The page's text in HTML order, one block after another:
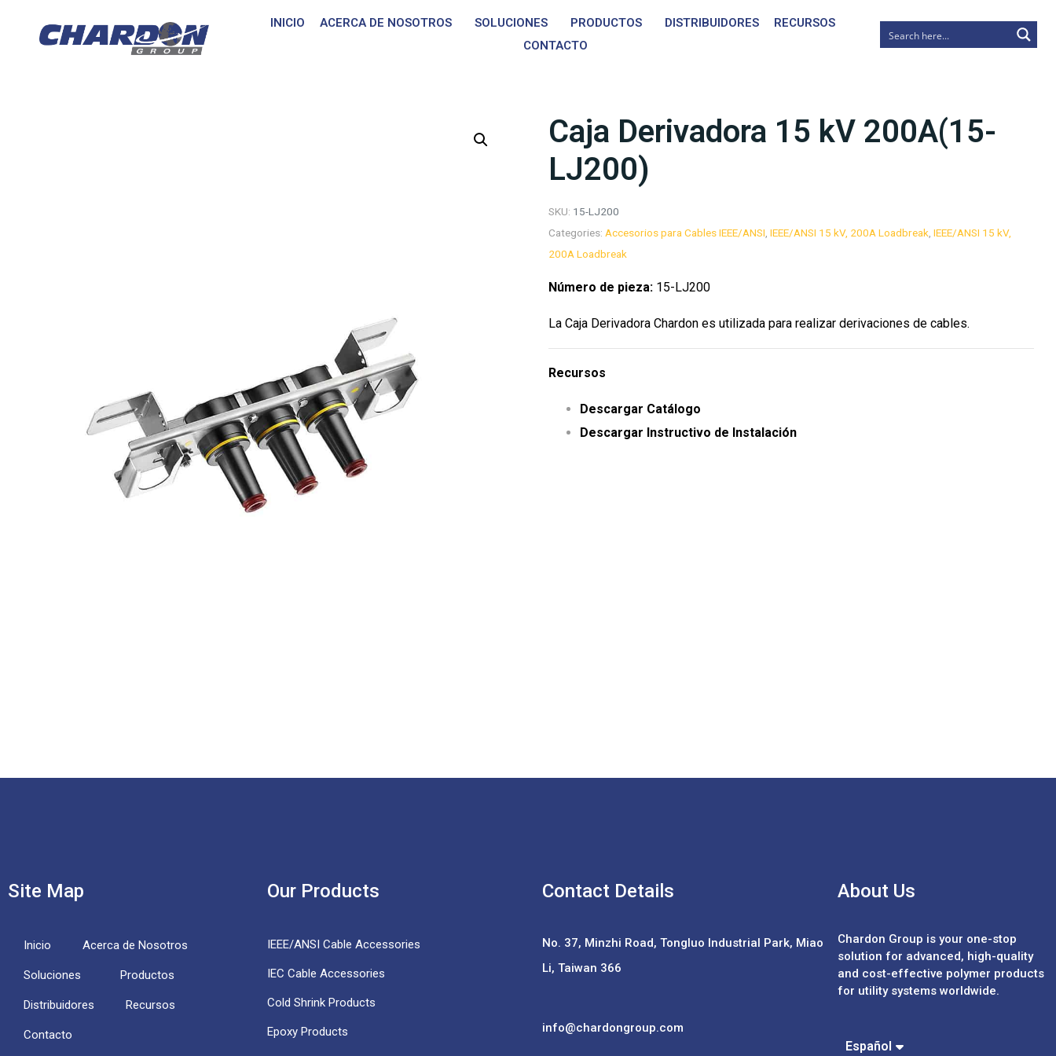
INICIO ACERCA DE NOSOTROS SOLUCIONES PRODUCTOS DISTRIBUIDORES
RECURSOS
CONTACTO
Caja Derivadora 15 kV 200A(15-
LJ200)
SKU: 15-LJ200
Categories: Accesorios para Cables IEEE/ANSI IEEE/ANSI 15 kV, 200A Loadbreak IEEE/ANSI 15 kV,
200A Loadbreak
Número de pieza: 15-LJ200
La Caja Derivadora Chardon es utilizada para realizar derivaciones de cables.
Recursos
Descargar Catálogo
Descargar Instructivo de Instalación
Site Map
Inicio Acerca de Nosotros
Soluciones Productos
Distribuidores Recursos
Contacto
Our Products
IEEE/ANSI Cable Accessories
IEC Cable Accessories
Cold Shrink Products
Epoxy Products
Contact Details
No. 37, Minzhi Road, Tongluo Industrial Park, Miao
Li, Taiwan 366
info@chardongroup.com
About Us
Chardon Group is your one-stop
solution for advanced, high-quality
and cost-effective polymer products
for utility systems worldwide.
Español
Português
English